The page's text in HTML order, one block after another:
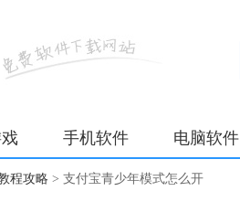
手机软件 电脑软件
程攻略 > 支付宝青少年模式怎么开